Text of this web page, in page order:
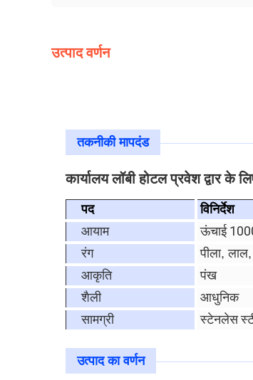
उत्पाद वर्णन
तकनीकी मापदंड
कार्यालय लॉबी होटल प्रवेश द्वार
पद
विनिर्देश
आयाम
ऊंचाई
रंग
पीला,
आकृति
पंख
शैली
आधुनिक
सामग्री
स्टेनलेस
उत्पाद का वर्णन